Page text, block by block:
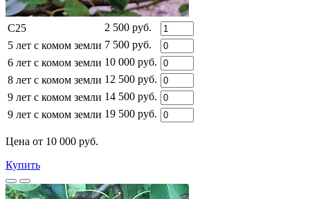
C25
2 500 руб.
5 лет с комом земли 7 500 руб.
6 лет с комом земли 10 000 руб.
8 лет с комом земли 12 500 руб.
9 лет с комом земли 14 500 руб.
9 лет с комом земли 19 500 руб.
Цена от 10 000 руб.
Купить